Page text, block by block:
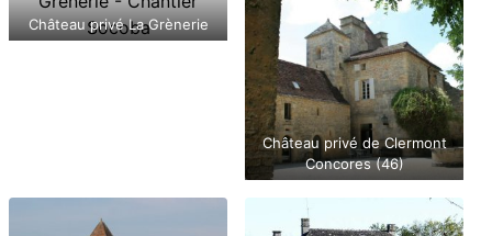
Château privé La Grènerie
Château privé de Clermont
Concores (46)